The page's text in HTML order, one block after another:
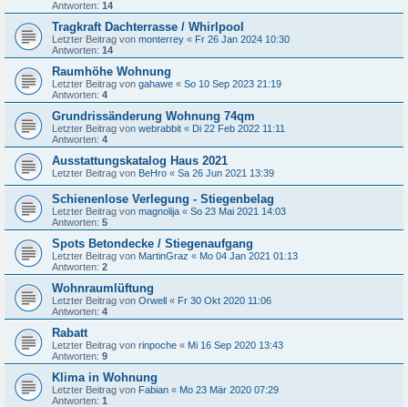
Antworten: 14
Tragkraft Dachterrasse / Whirlpool
Letzter Beitrag von monterrey « Fr 26 Jan 2024 10:30
Antworten: 14
Raumhöhe Wohnung
Letzter Beitrag von gahawe « So 10 Sep 2023 21:19
Antworten: 4
Grundrissänderung Wohnung 74qm
Letzter Beitrag von webrabbit « Di 22 Feb 2022 11:11
Antworten: 4
Ausstattungskatalog Haus 2021
Letzter Beitrag von BeHro « Sa 26 Jun 2021 13:39
Schienenlose Verlegung - Stiegenbelag
Letzter Beitrag von magnolija « So 23 Mai 2021 14:03
Antworten: 5
Spots Betondecke / Stiegenaufgang
Letzter Beitrag von MartinGraz « Mo 04 Jan 2021 01:13
Antworten: 2
Wohnraumlüftung
Letzter Beitrag von Orwell « Fr 30 Okt 2020 11:06
Antworten: 4
Rabatt
Letzter Beitrag von rinpoche « Mi 16 Sep 2020 13:43
Antworten: 9
Klima in Wohnung
Letzter Beitrag von Fabian « Mo 23 Mär 2020 07:29
Antworten: 1